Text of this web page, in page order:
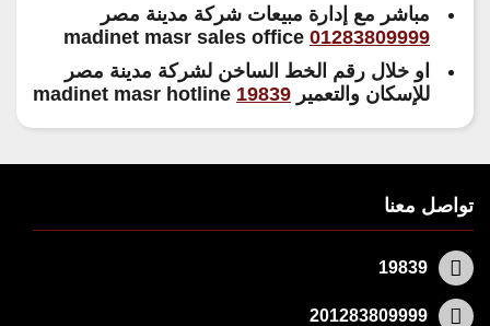
مباشر مع إدارة مبيعات شركة مدينة مصر
01283809999
او خلال رقم الخط الساخن لشركة مدينة مصر
للإسكان والتعمير 19839
تواصل معنا
19839
201283809999